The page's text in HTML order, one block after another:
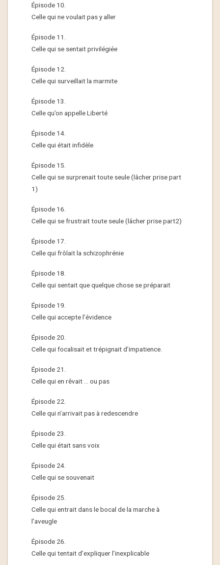
Épisode 10.
Celle qui ne voulait pas y aller
Épisode 11.
Celle qui se sentait privilégiée
Épisode 12.
Celle qui surveillait la marmite
Épisode 13.
Celle qu’on appelle Liberté
Épisode 14.
Celle qui était infidèle
Épisode 15.
Celle qui se surprenait toute seule (lâcher prise part
1)
Épisode 16.
Celle qui se frustrait toute seule‏ (lâcher prise part2)
Épisode 17.
Celle qui frôlait la schizophrénie
Épisode 18.
Celle qui sentait que quelque chose se préparait
Épisode 19.
Celle qui accepte l’évidence
Épisode 20.
Celle qui focalisait et trépignait d’impatience.
Épisode 21.
Celle qui en rêvait … ou pas
Épisode 22.
Celle qui n’arrivait pas à redescendre
Épisode 23.
Celle qui était sans voix
Épisode 24.
Celle qui se souvenait
Épisode 25.
Celle qui entrait dans le bocal de la marche à
l’aveugle
Épisode 26.
Celle qui tentait d’expliquer l’inexplicable